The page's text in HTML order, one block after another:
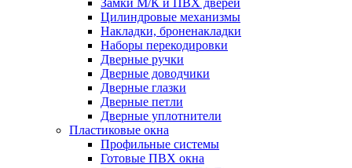
Замки М/К и ПВХ дверей
Цилиндровые механизмы
Накладки, броненакладки
Наборы перекодировки
Дверные ручки
Дверные доводчики
Дверные глазки
Дверные петли
Дверные уплотнители
Пластиковые окна
Профильные системы
Готовые ПВХ окна